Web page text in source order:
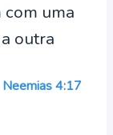
com uma
outra
Neemias 4:17